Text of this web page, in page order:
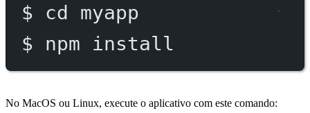
$ cd
myapp
$
npm install
No MacOS ou Linux, execute o aplicativo com este comando: